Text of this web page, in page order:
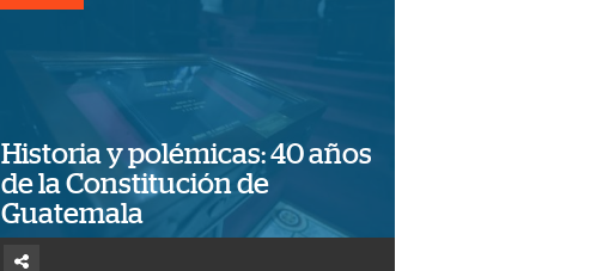
Historia y polémicas: 40 años
de la Constitución de
Guatemala